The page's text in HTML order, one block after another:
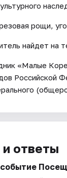
рощи,
найдет на
«Малые
Российской
ответы